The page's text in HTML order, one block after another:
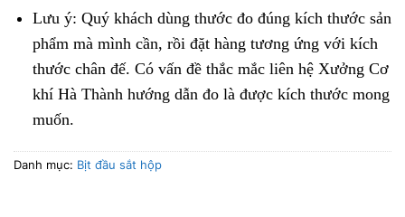
Lưu ý: Quý khách dùng thước đo đúng kích thước sản
phẩm mà mình cần, rồi đặt hàng tương ứng với kích
thước chân đế. Có vấn đề thắc mắc liên hệ Xưởng Cơ
khí Hà Thành hướng dẫn đo là được kích thước mong
muốn.
Danh mục: Bịt đầu sắt hộp